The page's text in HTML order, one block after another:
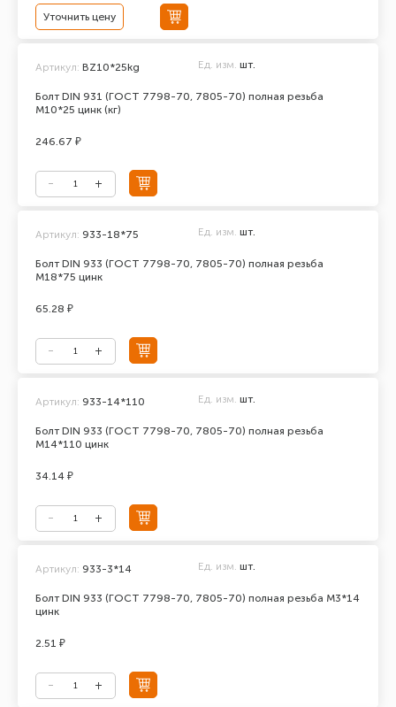
Уточнить цену
Болт DIN 931 (ГОСТ 7798-70, 7805-70) полная резьба
М10*25 цинк (кг)
Артикул: BZ10*25kg Ед. изм. шт.
246.67 ₽
Болт DIN 933 (ГОСТ 7798-70, 7805-70) полная резьба
М18*75 цинк
Артикул: 933-18*75 Ед. изм. шт.
65.28 ₽
Болт DIN 933 (ГОСТ 7798-70, 7805-70) полная резьба
М14*110 цинк
Артикул: 933-14*110 Ед. изм. шт.
34.14 ₽
Болт DIN 933 (ГОСТ 7798-70, 7805-70) полная резьба М3*14
цинк
Артикул: 933-3*14 Ед. изм. шт.
2.51 ₽